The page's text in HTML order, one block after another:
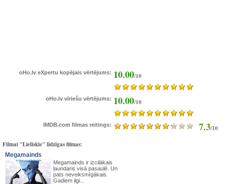
oHo.lv eXpertu kopējais vērtējums: 10.00/10
oHo.lv vīriešu vērtējums: 10.00/10
IMDB.com filmas reitings: 7.3/10
Filmai "Lieliskie" līdzīgas filmas:
Megamainds
Megamainds ir izcilākais
ļaundaris visā pasaulē. Un
pats neveiksmīgākais.
Gadiem ilgi...